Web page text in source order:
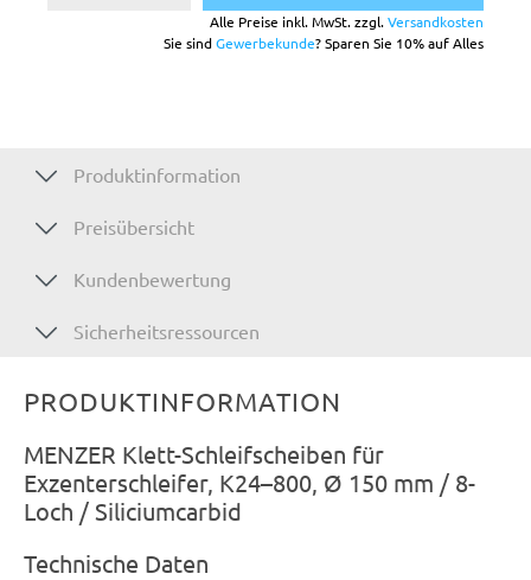
Alle Preise inkl. MwSt. zzgl.Versandkosten
Sie sindGewerbekunde? Sparen Sie 10% auf Alles
Produktinformation
Preisübersicht
Kundenbewertung
Sicherheitsressourcen
PRODUKTINFORMATION
MENZER Klett-Schleifscheiben für
Exzenterschleifer, K24–800, Ø 150 mm / 8-
Loch / Siliciumcarbid
Technische Daten